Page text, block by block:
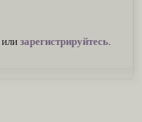
или зарегистрируйтесь